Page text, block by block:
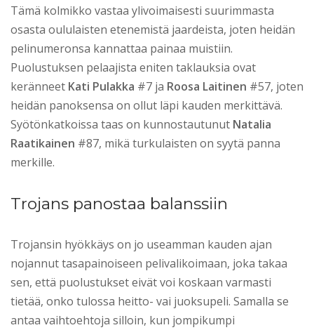
Tämä kolmikko vastaa ylivoimaisesti suurimmasta
osasta oululaisten etenemistä jaardeista, joten heidän
pelinumeronsa kannattaa painaa muistiin.
Puolustuksen pelaajista eniten taklauksia ovat
keränneet Kati Pulakka #7 ja Roosa Laitinen #57, joten
heidän panoksensa on ollut läpi kauden merkittävä.
Syötönkatkoissa taas on kunnostautunut Natalia
Raatikainen #87, mikä turkulaisten on syytä panna
merkille.
Trojans panostaa balanssiin
Trojansin hyökkäys on jo useamman kauden ajan
nojannut tasapainoiseen pelivalikoimaan, joka takaa
sen, että puolustukset eivät voi koskaan varmasti
tietää, onko tulossa heitto- vai juoksupeli. Samalla se
antaa vaihtoehtoja silloin, kun jompikumpi